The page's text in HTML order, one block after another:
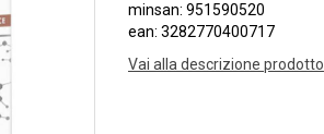
minsan: 951590520
ean: 3282770400717
Vai alla descrizione prodotto